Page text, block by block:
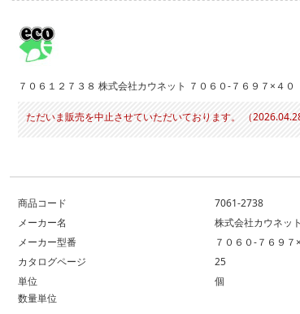
７０６１２７３８ 株式会社カウネット ７０６０‐７６９７×４０
ただいま販売を中止させていただいております。 （2026.04.28
商品コード
7061-2738
メーカー名
株式会社カウネット
メーカー型番
７０６０‐７６９７
カタログページ
25
単位
個
数量単位